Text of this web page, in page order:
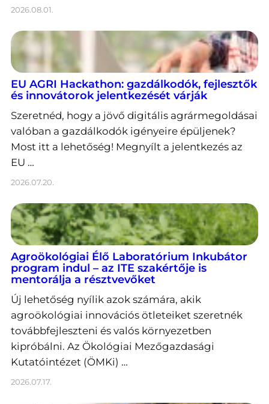
2026.08.01.
EU AGRI Hackathon: gazdálkodók, fejlesztők
és innovátorok jelentkezését várják
Szeretnéd, hogy a jövő digitális agrármegoldásai
valóban a gazdálkodók igényeire épüljenek?
Most itt a lehetőség! Megnyílt a jelentkezés az
EU …
2026.07.20.
Agroökológiai Élő Laboratórium Inkubátor
program indul – az ITE szakértője is
mentorálja a résztvevőket
Új lehetőség nyílik azok számára, akik
agroökológiai innovációs ötleteiket szeretnék
továbbfejleszteni és valós környezetben
kipróbálni. Az Ökológiai Mezőgazdasági
Kutatóintézet (ÖMKi) …
2026.07.17.